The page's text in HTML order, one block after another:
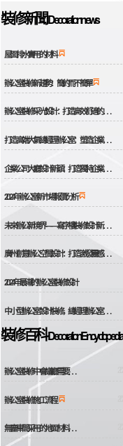
裝修新聞Decoration news
屋面排水實用的材料
辦公室裝修新趨勢：簡約而不簡單
辦
公室裝修采光設計：打造高效舒適的工作環境
打
造高端大氣總經理辦公室：塑造企業形象與領袖風范的完美結合
企
業公司大廳設計新穎：打造獨特企業形象的首要門戶
2024年辦公室新市場報價分析
未
來辦公新境界——寫字樓裝修設計新創意
廣
州創意辦公空間設計：打造激發靈感的未來工作場所
2024年最潮的辦公室裝修設計
中
小型辦公室設計裝修，總經理辦公室與辦公區布置
裝修百科Decoration Encyclopedia
辦
公室裝修中會議廳需要注意哪些事項
辦公室裝修施工流程
無
塵車間采用的地面材料?
